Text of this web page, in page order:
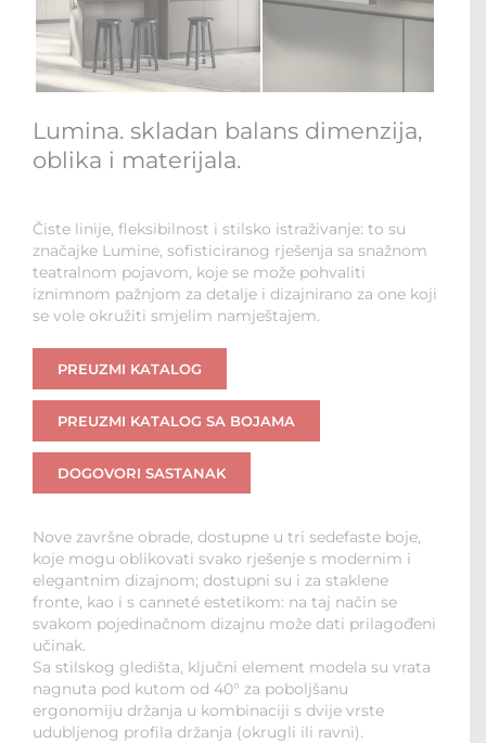
Lumina. skladan balans dimenzija,
oblika i materijala.
Čiste linije, fleksibilnost i stilsko istraživanje: to su
značajke Lumine, sofisticiranog rješenja sa snažnom
teatralnom pojavom, koje se može pohvaliti
iznimnom pažnjom za detalje i dizajnirano za one koji
se vole okružiti smjelim namještajem.
PREUZMI KATALOG
PREUZMI KATALOG SA BOJAMA
DOGOVORI SASTANAK
Nove završne obrade, dostupne u tri sedefaste boje,
koje mogu oblikovati svako rješenje s modernim i
elegantnim dizajnom; dostupni su i za staklene
fronte, kao i s canneté estetikom: na taj način se
svakom pojedinačnom dizajnu može dati prilagođeni
učinak.
Sa stilskog gledišta, ključni element modela su vrata
nagnuta pod kutom od 40° za poboljšanu
ergonomiju držanja u kombinaciji s dvije vrste
udubljenog profila držanja (okrugli ili ravni).